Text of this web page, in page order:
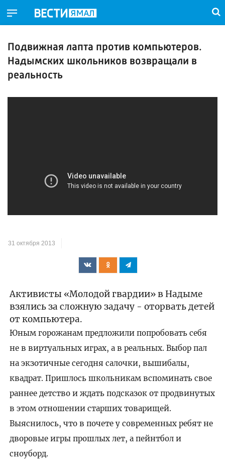
Подвижная лапта против компьютеров.
Надымских школьников возвращали в
реальность
31 октября 2013
Активисты «Молодой гвардии» в Надыме
взялись за сложную задачу - оторвать детей
от компьютера.
Юным горожанам предложили попробовать себя
не в виртуальных играх, а в реальных. Выбор пал
на экзотичные сегодня салочки, вышибалы,
квадрат. Пришлось школьникам вспоминать свое
раннее детство и ждать подсказок от продвинутых
в этом отношении старших товарищей.
Выяснилось, что в почете у современных ребят не
дворовые игры прошлых лет, а пейнтбол и
сноуборд.